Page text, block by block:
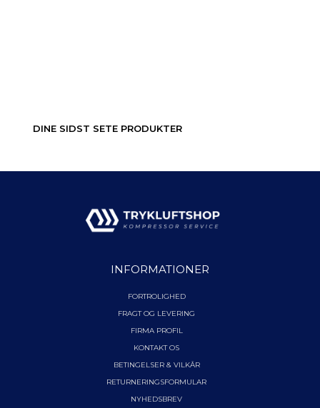
DINE SIDST SETE PRODUKTER
INFORMATIONER
FORTROLIGHED
FRAGT OG LEVERING
FIRMA PROFIL
KONTAKT OS
BETINGELSER & VILKÅR
RETURNERINGSFORMULAR
NYHEDSBREV